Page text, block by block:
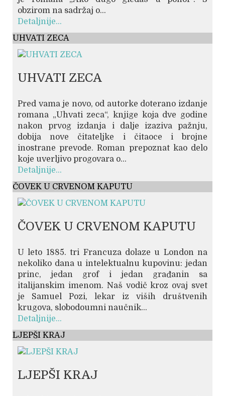
obzirom na sadržaj o...
Detaljnije...
UHVATI ZECA
UHVATI ZECA
Pred vama je novo, od autorke doterano izdanje
romana „Uhvati zeca“, knjige koja dve godine
nakon prvog izdanja i dalje izaziva pažnju,
dobija nove čitateljke i čitaoce i brojne
inostrane prevode. Roman prepoznat kao delo
koje uverljivo progovara o...
Detaljnije...
ČOVEK U CRVENOM KAPUTU
ČOVEK U CRVENOM KAPUTU
U leto 1885. tri Francuza dolaze u London na
nekoliko dana u intelektualnu kupovinu: jedan
princ, jedan grof i jedan građanin sa
italijanskim imenom. Naš vodič kroz ovaj svet
je Samuel Pozi, lekar iz viših društvenih
krugova, slobodoumni naučnik...
Detaljnije...
LJEPŠI KRAJ
LJEPŠI KRAJ